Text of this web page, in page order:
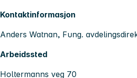
Kontaktinformasjon
Anders Watnan, Fung.
Arbeidssted
Holtermanns veg 70